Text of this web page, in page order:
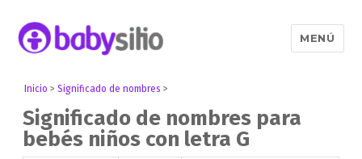
MENÚ
Inicio >Significado de nombres >
Significado de nombres para
bebés niños con letra G